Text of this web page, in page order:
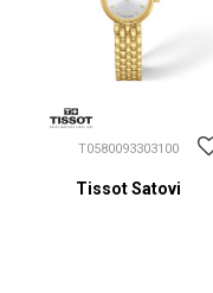
T0580093303100
Tissot Satovi